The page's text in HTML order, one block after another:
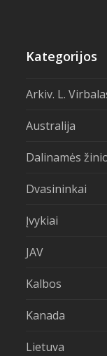
Kategorijos
Arkiv. L.
Australija
Dalinamės
Dvasininkai
Įvykiai
JAV
Kalbos
Kanada
Lietuva